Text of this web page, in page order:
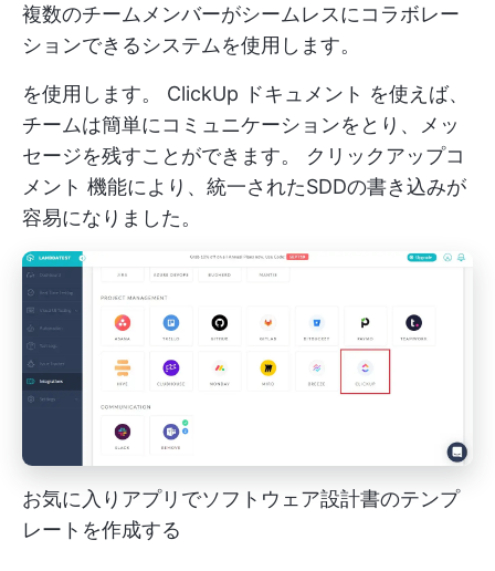
複数のチームメンバーがシームレスにコラボレー
ションできるシステムを使用します。
を使用します。 ClickUp ドキュメント を使えば、
チームは簡単にコミュニケーションをとり、メッ
セージを残すことができます。 クリックアップコ
メント 機能により、統一されたSDDの書き込みが
容易になりました。
お気に入りアプリでソフトウェア設計書のテンプ
レートを作成する